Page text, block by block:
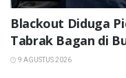
Blackout Diduga
Tabrak Bagan di
9 AGUSTUS 2026